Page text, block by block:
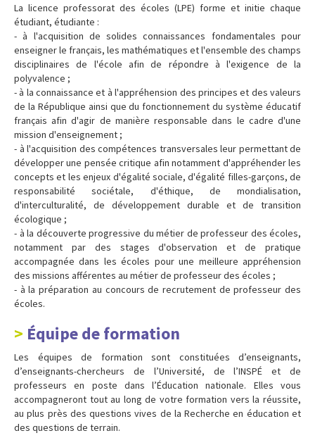
La licence professorat des écoles (LPE) forme et initie chaque
étudiant, étudiante :
- à l'acquisition de solides connaissances fondamentales pour
enseigner le français, les mathématiques et l'ensemble des champs
disciplinaires de l'école afin de répondre à l'exigence de la
polyvalence ;
- à la connaissance et à l'appréhension des principes et des valeurs
de la République ainsi que du fonctionnement du système éducatif
français afin d'agir de manière responsable dans le cadre d'une
mission d'enseignement ;
- à l'acquisition des compétences transversales leur permettant de
développer une pensée critique afin notamment d'appréhender les
concepts et les enjeux d'égalité sociale, d'égalité filles-garçons, de
responsabilité sociétale, d'éthique, de mondialisation,
d'interculturalité, de développement durable et de transition
écologique ;
- à la découverte progressive du métier de professeur des écoles,
notamment par des stages d'observation et de pratique
accompagnée dans les écoles pour une meilleure appréhension
des missions afférentes au métier de professeur des écoles ;
- à la préparation au concours de recrutement de professeur des
écoles.
Équipe de formation
Les équipes de formation sont constituées d’enseignants,
d’enseignants-chercheurs de l’Université, de l’INSPÉ et de
professeurs en poste dans l’Éducation nationale. Elles vous
accompagneront tout au long de votre formation vers la réussite,
au plus près des questions vives de la Recherche en éducation et
des questions de terrain.